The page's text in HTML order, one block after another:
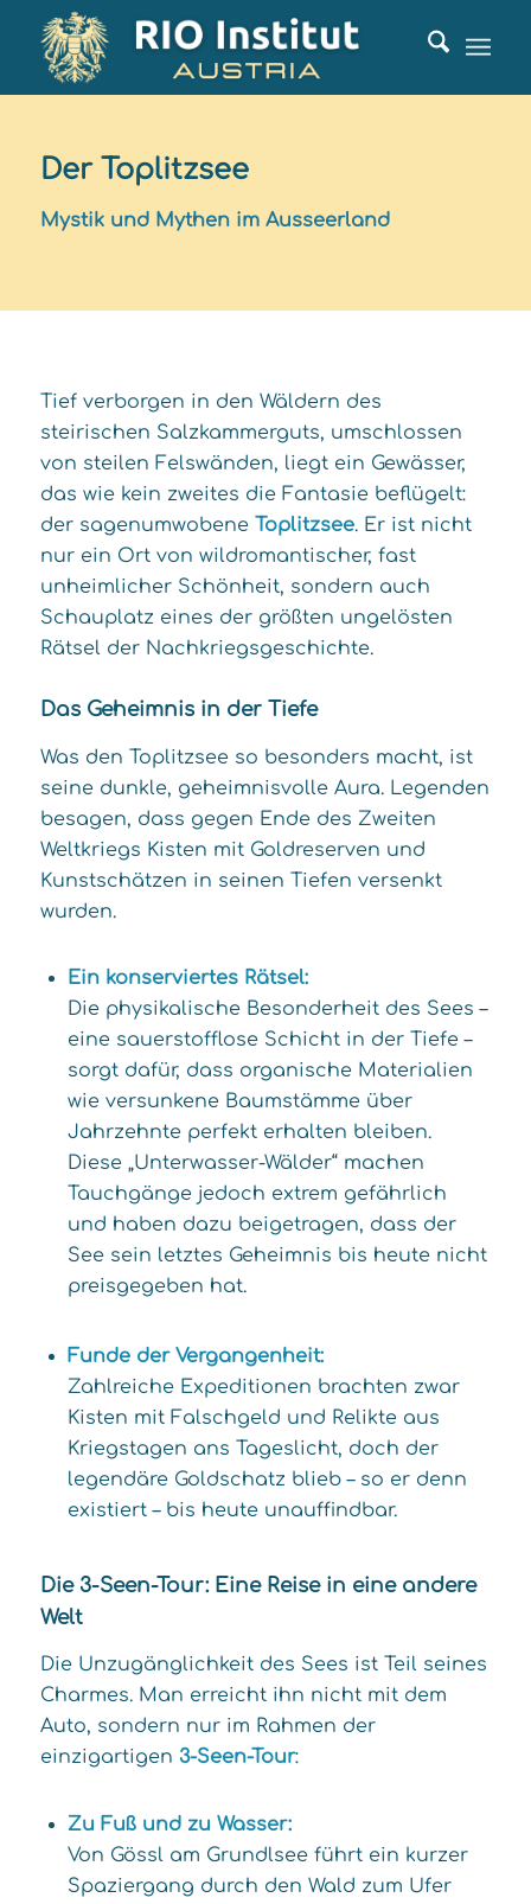
Der Toplitzsee
Mystik und Mythen im Ausseerland
Tief verborgen in den Wäldern des
steirischen Salzkammerguts, umschlossen
von steilen Felswänden, liegt ein Gewässer,
das wie kein zweites die Fantasie beflügelt:
der sagenumwobene Toplitzsee. Er ist nicht
nur ein Ort von wildromantischer, fast
unheimlicher Schönheit, sondern auch
Schauplatz eines der größten ungelösten
Rätsel der Nachkriegsgeschichte.
Das Geheimnis in der Tiefe
Was den Toplitzsee so besonders macht, ist
seine dunkle, geheimnisvolle Aura. Legenden
besagen, dass gegen Ende des Zweiten
Weltkriegs Kisten mit Goldreserven und
Kunstschätzen in seinen Tiefen versenkt
wurden.
Ein konserviertes Rätsel:
Die physikalische Besonderheit des Sees –
eine sauerstofflose Schicht in der Tiefe –
sorgt dafür, dass organische Materialien
wie versunkene Baumstämme über
Jahrzehnte perfekt erhalten bleiben.
Diese „Unterwasser-Wälder“ machen
Tauchgänge jedoch extrem gefährlich
und haben dazu beigetragen, dass der
See sein letztes Geheimnis bis heute nicht
preisgegeben hat.
Funde der Vergangenheit:
Zahlreiche Expeditionen brachten zwar
Kisten mit Falschgeld und Relikte aus
Kriegstagen ans Tageslicht, doch der
legendäre Goldschatz blieb – so er denn
existiert – bis heute unauffindbar.
Die 3-Seen-Tour: Eine Reise in eine andere
Welt
Die Unzugänglichkeit des Sees ist Teil seines
Charmes. Man erreicht ihn nicht mit dem
Auto, sondern nur im Rahmen der
einzigartigen 3-Seen-Tour:
Zu Fuß und zu Wasser:
Von Gössl am Grundlsee führt ein kurzer
Spaziergang durch den Wald zum Ufer